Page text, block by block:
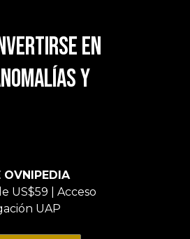
en
y
OVNIPEDIA
US$59 | Acceso
UAP